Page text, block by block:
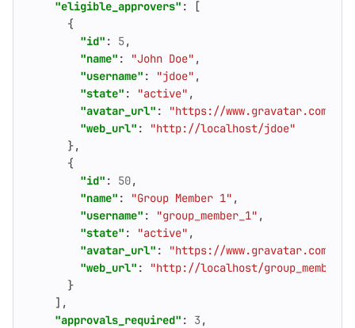
"eligible_approvers" :
[
{
"id" : 5,
"name" : "John Doe" ,
"username" : "jdoe" ,
"state" : "active" ,
"avatar_url" :
"https://www.gravatar.com/
"web_url" :
"http://localhost/jdoe"
},
{
"id" : 50,
"name" : "Group Member 1" ,
"username" : "group_member_1" ,
"state" : "active" ,
"avatar_url" :
"https://www.gravatar.com/
"web_url" :
"http://localhost/
}
],
"approvals_required" : 3 ,